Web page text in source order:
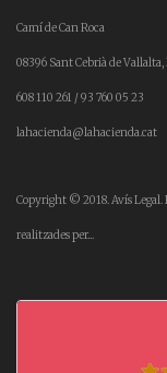
Camí de Can Roca
08396 Sant Cebrià de Vallalta,
608 110 261 / 93 760 05 23
lahacienda@lahacienda.cat
Copyright © 2018.Avís Legal.
realitzades per...